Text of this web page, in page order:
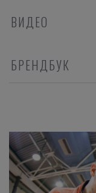
ВИДЕО
БРЕНДБУК